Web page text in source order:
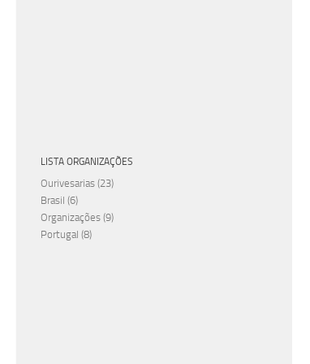
LISTA ORGANIZAÇÕES
Ourivesarias (23)
Brasil (6)
Organizações (9)
Portugal (8)